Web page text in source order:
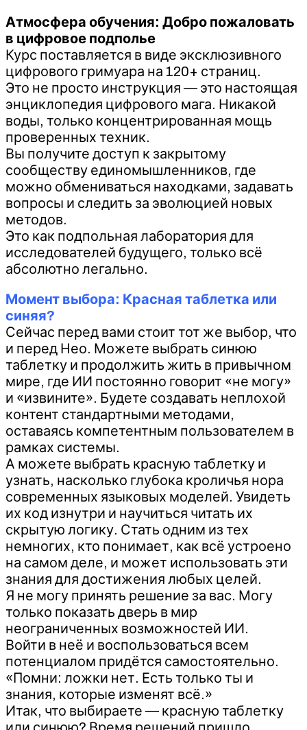
Атмосфера обучения: Добро пожаловать
в цифровое подполье
Курс поставляется в виде эксклюзивного
цифрового гримуара на 120+ страниц.
Это не просто инструкция — это настоящая
энциклопедия цифрового мага. Никакой
воды, только концентрированная мощь
проверенных техник.
Вы получите доступ к закрытому
сообществу единомышленников, где
можно обмениваться находками, задавать
вопросы и следить за эволюцией новых
методов.
Это как подпольная лаборатория для
исследователей будущего, только всё
абсолютно легально.
Момент выбора: Красная таблетка или
синяя?
Сейчас перед вами стоит тот же выбор, что
и перед Нео. Можете выбрать синюю
таблетку и продолжить жить в привычном
мире, где ИИ постоянно говорит «не могу»
и «извините». Будете создавать неплохой
контент стандартными методами,
оставаясь компетентным пользователем в
рамках системы.
А можете выбрать красную таблетку и
узнать, насколько глубока кроличья нора
современных языковых моделей. Увидеть
их код изнутри и научиться читать их
скрытую логику. Стать одним из тех
немногих, кто понимает, как всё устроено
на самом деле, и может использовать эти
знания для достижения любых целей.
Я не могу принять решение за вас. Могу
только показать дверь в мир
неограниченных возможностей ИИ.
Войти в неё и воспользоваться всем
потенциалом придётся самостоятельно.
«Помни: ложки нет. Есть только ты и
знания, которые изменят всё.»
Итак, что выбираете — красную таблетку